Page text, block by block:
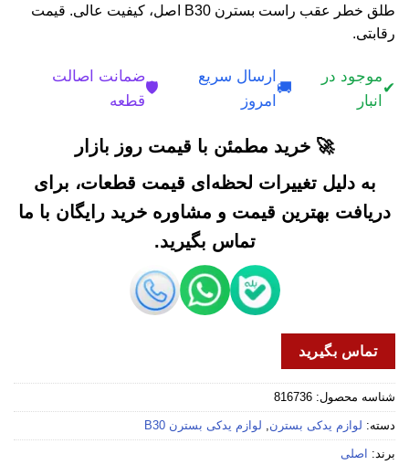
طلق خطر عقب راست بسترن B30 اصل، کیفیت عالی. قیمت
رقابتی.
✔
موجود در
انبار
🚚
ارسال سریع
امروز
🛡️
ضمانت اصالت
قطعه
🚀 خرید مطمئن با قیمت روز بازار
به دلیل تغییرات لحظه‌ای قیمت قطعات، برای
دریافت بهترین قیمت و مشاوره خرید رایگان با ما
تماس بگیرید.
تماس بگیرید
شناسه محصول: 816736
دسته: لوازم یدکی بسترن, لوازم یدکی بسترن B30
برند: اصلی